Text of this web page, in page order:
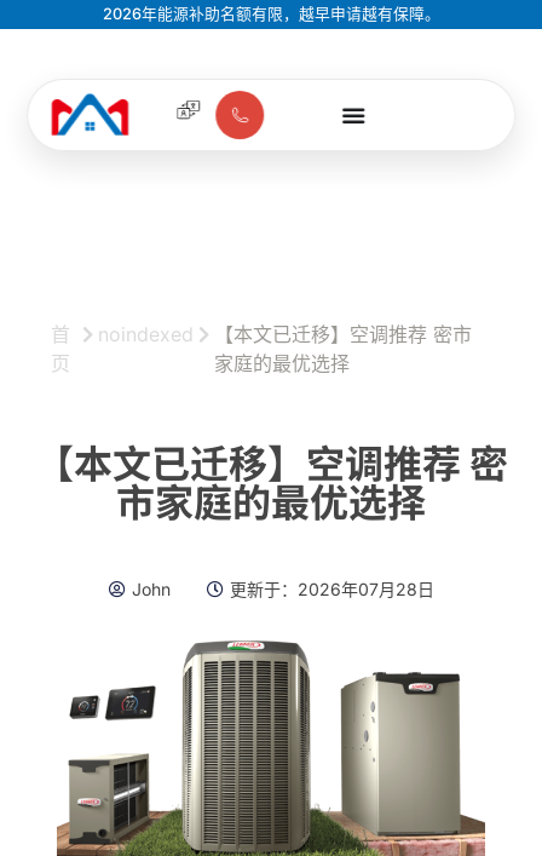
2026年能源补助名额有限，越早申请越有保障。
首
页
noindexed
【本文已迁移】空调推荐 密市
家庭的最优选择
【本文已迁移】空调推荐 密
市家庭的最优选择
John 更新于： 2026年07月28日